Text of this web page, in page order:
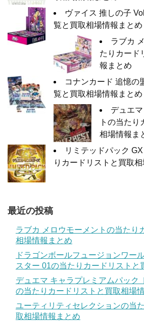
ヴァイス 推しの子
覧と買取相場情報まとめ
ラブカ
たりカード
報まとめ
コナンカード 追憶の
覧と買取相場情報まとめ
デュエ
トの当たり
相場情報ま
リミテッドパック
りカードリストと買取
最近の投稿
ラブカ メロウモーメントの当たり
相場情報まとめ
ドラゴンボールフュージョンワー
スター 01の当たりカードリストと
デュエマ キャラプレミアムパック
の当たりカードリストと買取相場
ユーティリティセレクションの当
取相場情報まとめ